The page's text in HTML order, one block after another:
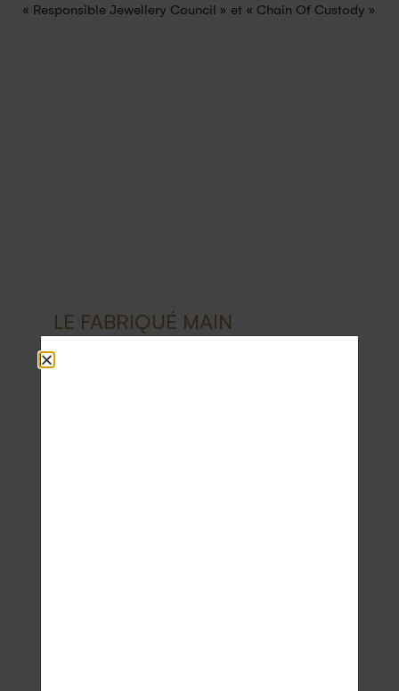
« Responsible Jewellery Council » et « Chain Of Custody »
LE FABRIQUÉ MAIN
Tous nos bijoux sont